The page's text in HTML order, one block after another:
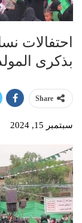
احتفالات
بذكرى
Share
سبتمبر 15, 2024